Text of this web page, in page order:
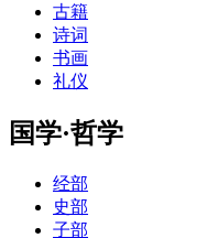
古籍
诗词
书画
礼仪
国学·哲学
经部
史部
子部